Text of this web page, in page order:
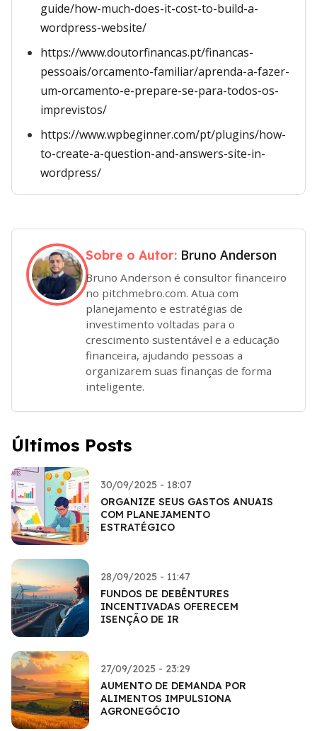
guide/how-much-does-it-cost-to-build-a-
wordpress-website/
https://www.doutorfinancas.pt/financas-
pessoais/orcamento-familiar/aprenda-a-fazer-
um-orcamento-e-prepare-se-para-todos-os-
imprevistos/
https://www.wpbeginner.com/pt/plugins/how-
to-create-a-question-and-answers-site-in-
wordpress/
Sobre o Autor: Bruno Anderson
Bruno Anderson é consultor financeiro
no pitchmebro.com. Atua com
planejamento e estratégias de
investimento voltadas para o
crescimento sustentável e a educação
financeira, ajudando pessoas a
organizarem suas finanças de forma
inteligente.
Últimos Posts
30/09/2025 - 18:07
ORGANIZE SEUS GASTOS ANUAIS
COM PLANEJAMENTO
ESTRATÉGICO
28/09/2025 - 11:47
FUNDOS DE DEBÊNTURES
INCENTIVADAS OFERECEM
ISENÇÃO DE IR
27/09/2025 - 23:29
AUMENTO DE DEMANDA POR
ALIMENTOS IMPULSIONA
AGRONEGÓCIO